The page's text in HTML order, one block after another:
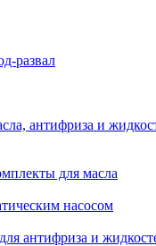
развал
антифриза и
для масла
насосом
антифриза и